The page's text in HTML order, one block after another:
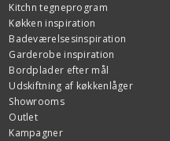
Kitchn tegneprogram
Køkken inspiration
Badeværelsesinspiration
Garderobe inspiration
Bordplader efter mål
Udskiftning af køkkenlåger
Showrooms
Outlet
Kampagner